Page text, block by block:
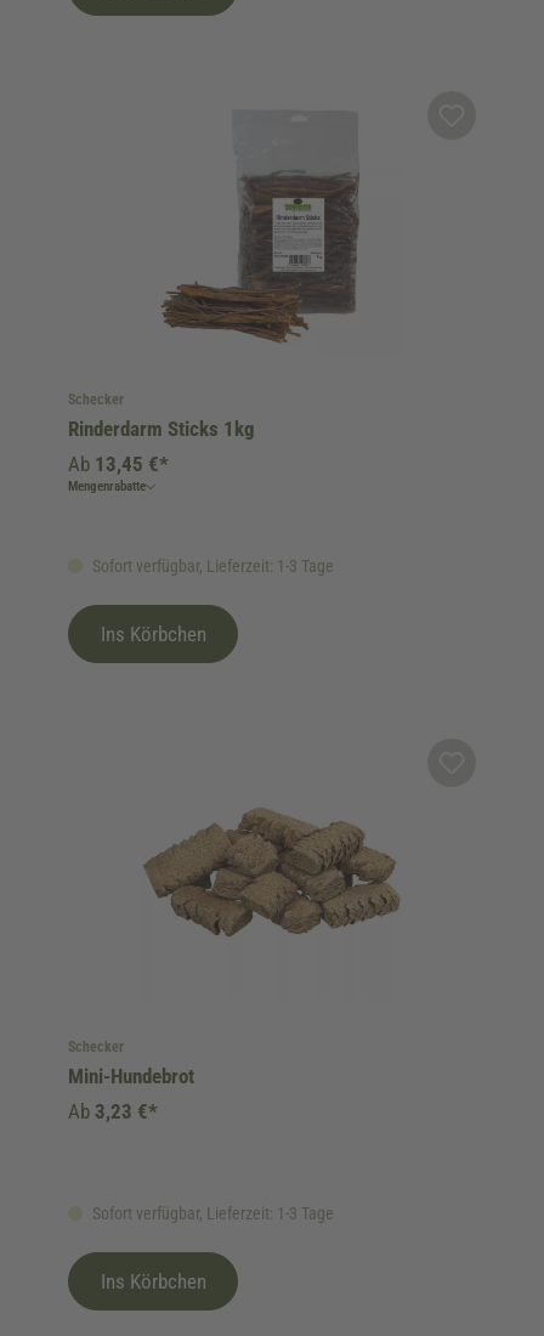
Schecker
Rinderdarm Sticks 1kg
Sofort verfügbar, Lieferzeit: 1-3 Tage
Ab 13,45 €*
Mengenrabatte
Ins Körbchen
Schecker
Mini-Hundebrot
Sofort verfügbar, Lieferzeit: 1-3 Tage
Ab 3,23 €*
Ins Körbchen